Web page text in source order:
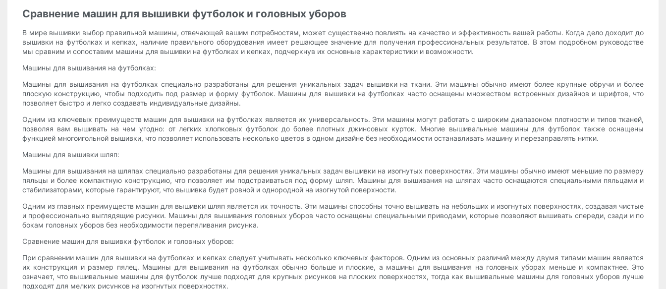
Сравнение машин для вышивки футболок и головных уборов
В мире вышивки выбор правильной машины, отвечающей вашим потребностям, может существенно повлиять на качество и эффективность вашей работы. Когда дело доходит до
вышивки на футболках и кепках, наличие правильного оборудования имеет решающее значение для получения профессиональных результатов. В этом подробном руководстве
мы сравним и сопоставим машины для вышивки на футболках и кепках, подчеркнув их основные характеристики и возможности.
Машины для вышивания на футболках:
Машины для вышивания на футболках специально разработаны для решения уникальных задач вышивки на ткани. Эти машины обычно имеют более крупные обручи и более
плоскую конструкцию, чтобы подходить под размер и форму футболок. Машины для вышивки на футболках часто оснащены множеством встроенных дизайнов и шрифтов, что
позволяет быстро и легко создавать индивидуальные дизайны.
Одним из ключевых преимуществ машин для вышивки на футболках является их универсальность. Эти машины могут работать с широким диапазоном плотности и типов тканей,
позволяя вам вышивать на чем угодно: от легких хлопковых футболок до более плотных джинсовых курток. Многие вышивальные машины для футболок также оснащены
функцией многоигольной вышивки, что позволяет использовать несколько цветов в одном дизайне без необходимости останавливать машину и перезаправлять нитки.
Машины для вышивки шляп:
Машины для вышивания на шляпах специально разработаны для решения уникальных задач вышивки на изогнутых поверхностях. Эти машины обычно имеют меньшие по размеру
пяльцы и более компактную конструкцию, что позволяет им подстраиваться под форму шляп. Машины для вышивания на шляпах часто оснащаются специальными пяльцами и
стабилизаторами, которые гарантируют, что вышивка будет ровной и однородной на изогнутой поверхности.
Одним из главных преимуществ машин для вышивки шляп является их точность. Эти машины способны точно вышивать на небольших и изогнутых поверхностях, создавая чистые
и профессионально выглядящие рисунки. Машины для вышивания головных уборов часто оснащены специальными приводами, которые позволяют вышивать спереди, сзади и по
бокам головных уборов без необходимости перепяливания рисунка.
Сравнение машин для вышивки футболок и головных уборов:
При сравнении машин для вышивки на футболках и кепках следует учитывать несколько ключевых факторов. Одним из основных различий между двумя типами машин является
их конструкция и размер пялец. Машины для вышивания на футболках обычно больше и плоские, а машины для вышивания на головных уборах меньше и компактнее. Это
означает, что вышивальные машины для футболок лучше подходят для крупных рисунков на плоских поверхностях, тогда как вышивальные машины для головных уборов лучше
подходят для мелких рисунков на изогнутых поверхностях.